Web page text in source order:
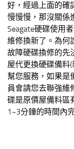
好，經過上面的確
慢慢慢，那沒關係
Seagate硬碟使用
維修換新了。為何
故障硬碟換修的先
屋代更換硬碟備料
幫您服務，如果是
員會請您去聯強維
碟是原價屋備料區
1~3分鐘的時間內